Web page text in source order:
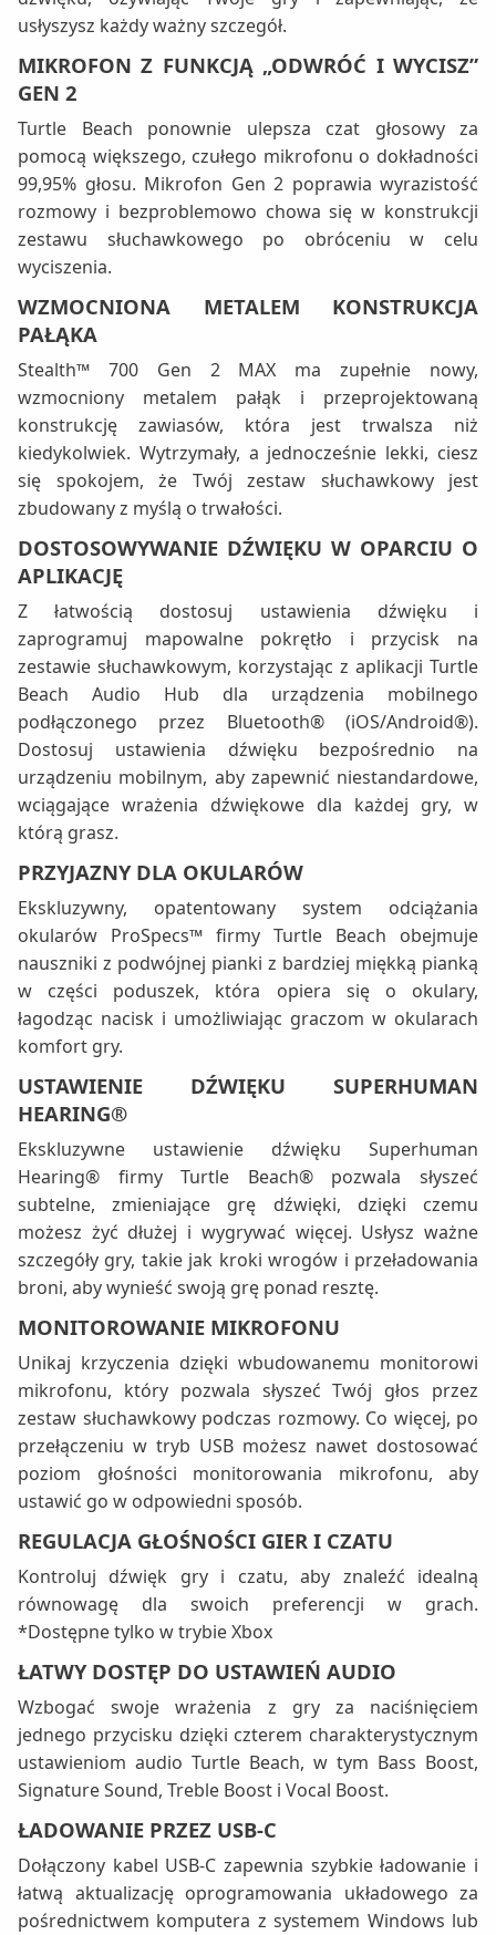
usłyszysz każdy ważny szczegół.
MIKROFON Z FUNKCJĄ „ODWRÓĆ I WYCISZ”
GEN 2
Turtle Beach ponownie ulepsza czat głosowy za
pomocą większego, czułego mikrofonu o dokładności
99,95% głosu. Mikrofon Gen 2 poprawia wyrazistość
rozmowy i bezproblemowo chowa się w konstrukcji
zestawu słuchawkowego po obróceniu w celu
wyciszenia.
WZMOCNIONA METALEM KONSTRUKCJA
PAŁĄKA
Stealth™ 700 Gen 2 MAX ma zupełnie nowy,
wzmocniony metalem pałąk i przeprojektowaną
konstrukcję zawiasów, która jest trwalsza niż
kiedykolwiek. Wytrzymały, a jednocześnie lekki, ciesz
się spokojem, że Twój zestaw słuchawkowy jest
zbudowany z myślą o trwałości.
DOSTOSOWYWANIE DŹWIĘKU W OPARCIU O
APLIKACJĘ
Z łatwością dostosuj ustawienia dźwięku i
zaprogramuj mapowalne pokrętło i przycisk na
zestawie słuchawkowym, korzystając z aplikacji Turtle
Beach Audio Hub dla urządzenia mobilnego
podłączonego przez Bluetooth® (iOS/Android®).
Dostosuj ustawienia dźwięku bezpośrednio na
urządzeniu mobilnym, aby zapewnić niestandardowe,
wciągające wrażenia dźwiękowe dla każdej gry, w
którą grasz.
PRZYJAZNY DLA OKULARÓW
Ekskluzywny, opatentowany system odciążania
okularów ProSpecs™ firmy Turtle Beach obejmuje
nauszniki z podwójnej pianki z bardziej miękką pianką
w części poduszek, która opiera się o okulary,
łagodząc nacisk i umożliwiając graczom w okularach
komfort gry.
USTAWIENIE DŹWIĘKU SUPERHUMAN
HEARING®
Ekskluzywne ustawienie dźwięku Superhuman
Hearing® firmy Turtle Beach® pozwala słyszeć
subtelne, zmieniające grę dźwięki, dzięki czemu
możesz żyć dłużej i wygrywać więcej. Usłysz ważne
szczegóły gry, takie jak kroki wrogów i przeładowania
broni, aby wynieść swoją grę ponad resztę.
MONITOROWANIE MIKROFONU
Unikaj krzyczenia dzięki wbudowanemu monitorowi
mikrofonu, który pozwala słyszeć Twój głos przez
zestaw słuchawkowy podczas rozmowy. Co więcej, po
przełączeniu w tryb USB możesz nawet dostosować
poziom głośności monitorowania mikrofonu, aby
ustawić go w odpowiedni sposób.
REGULACJA GŁOŚNOŚCI GIER I CZATU
Kontroluj dźwięk gry i czatu, aby znaleźć idealną
równowagę dla swoich preferencji w grach.
*Dostępne tylko w trybie Xbox
ŁATWY DOSTĘP DO USTAWIEŃ AUDIO
Wzbogać swoje wrażenia z gry za naciśnięciem
jednego przycisku dzięki czterem charakterystycznym
ustawieniom audio Turtle Beach, w tym Bass Boost,
Signature Sound, Treble Boost i Vocal Boost.
ŁADOWANIE PRZEZ USB-C
Dołączony kabel USB-C zapewnia szybkie ładowanie i
łatwą aktualizację oprogramowania układowego za
pośrednictwem komputera z systemem Windows lub